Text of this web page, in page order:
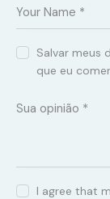
Salvar meus
que eu
I agree that